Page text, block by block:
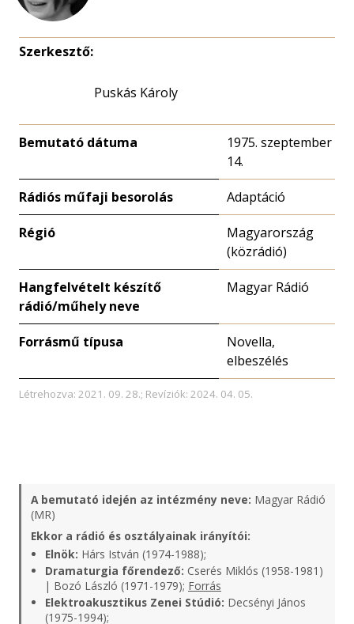
Szerkesztő:
Puskás Károly
Bemutató dátuma
1975. szeptember
14.
Rádiós műfaji besorolás Adaptáció
Régió
Magyarország
(közrádió)
Hangfelvételt készítő
rádió/műhely neve
Magyar Rádió
Forrásmű típusa
Novella,
elbeszélés
Létrehozva: 2021. 09. 28.; Revíziók: 2024. 04. 05.
A bemutató idején az intézmény neve: Magyar Rádió
(MR)
Ekkor a rádió és osztályainak irányítói:
Elnök: Hárs István (1974-1988);
Dramaturgia főrendező: Cserés Miklós (1958-1981)
| Bozó László (1971-1979); Forrás
Elektroakusztikus Zenei Stúdió: Decsényi János
(1975-1994);